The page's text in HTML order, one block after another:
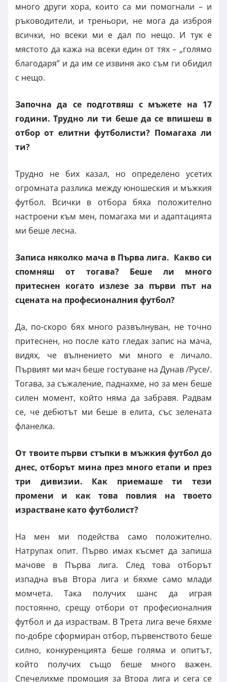
много други хора, които са ми помогнали – и
ръководители, и треньори, не мога да изброя
всички, но всеки ми е дал по нещо. И тук е
мястото да кажа на всеки един от тях – „голямо
благодаря” и да им се извиня ако съм ги обидил
с нещо.
Започна да се подготвяш с мъжете на 17
години. Трудно ли ти беше да се впишеш в
отбор от елитни футболисти? Помагаха ли
ти?
Трудно не бих казал, но определeно усетих
огромната разлика между юношеския и мъжкия
футбол. Всички в отбора бяха положително
настроени към мен, помагаха ми и адаптацията
ми беше лесна.
Записа няколко мача в Първа лига. Какво си
спомняш от тогава? Беше ли много
притеснен когато излезе за първи път на
сцената на професионалния футбол?
Да, по-скоро бях много развълнуван, не точно
притеснен, но после като гледах запис на мача,
видях, че вълнението ми много е личало.
Първият ми мач беше гостуване на Дунав /Русе/.
Тогава, за съжаление, паднахме, но за мен беше
силен момент, който няма да забравя. Радвам
се, че дебютът ми беше в елита, със зелената
фланелка.
От твоите първи стъпки в мъжкия футбол до
днес, отборът мина през много етапи и през
три дивизии. Как приемаше ти тези
промени и как това повлия на твоето
израстване като футболист?
На мен ми подейства само положително.
Натрупах опит. Първо имах късмет да запиша
мачове в Първа лига. След това отборът
изпадна във Втора лига и бяхме само млади
момчета. Така получих шанс да играя
постоянно, срещу отбори от професионалния
футбол и да израствам. В Трета лига вече бяхме
по-добре сформиран отбор, първенството беше
силно, конкуренцията беше голяма и опитът,
който получих също беше много важен.
Спечелихме промоция за Втора лига и сега се